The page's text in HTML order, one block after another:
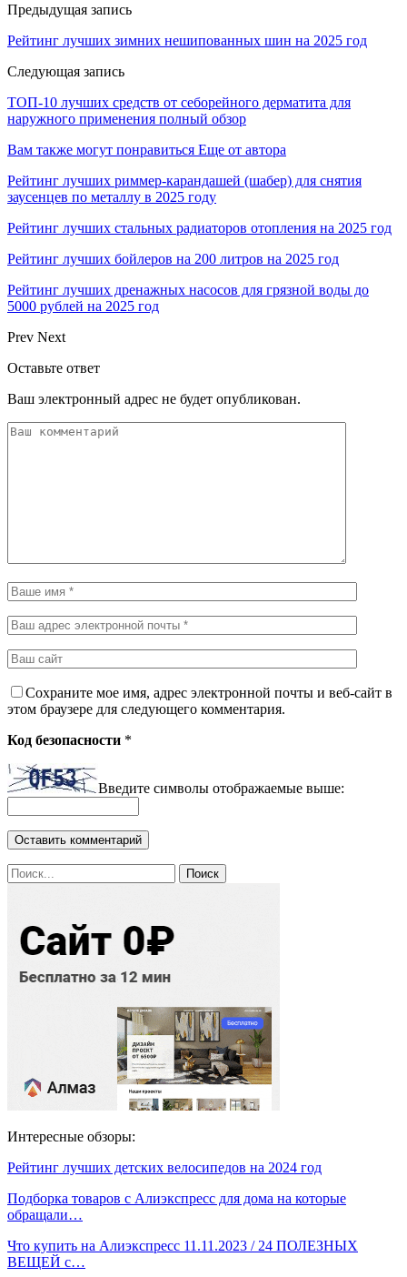
Предыдущая запись
Рейтинг лучших зимних нешипованных шин на 2025 год
Следующая запись
ТОП-10 лучших средств от себорейного дерматита для
наружного применения полный обзор
Вам также могут понравиться Еще от автора
Рейтинг лучших риммер-карандашей (шабер) для снятия
заусенцев по металлу в 2025 году
Рейтинг лучших стальных радиаторов отопления на 2025 год
Рейтинг лучших бойлеров на 200 литров на 2025 год
Рейтинг лучших дренажных насосов для грязной воды до
5000 рублей на 2025 год
Prev Next
Оставьте ответ
Ваш электронный адрес не будет опубликован.
Сохраните мое имя, адрес электронной почты и веб-сайт в
этом браузере для следующего комментария.
Код безопасности *
Введите символы отображаемые выше:
Интересные обзоры:
Рейтинг лучших детских велосипедов на 2024 год
Подборка товаров с Алиэкспресс для дома на которые
обращали…
Что купить на Алиэкспресс 11.11.2023 / 24 ПОЛЕЗНЫХ
ВЕЩЕЙ с…